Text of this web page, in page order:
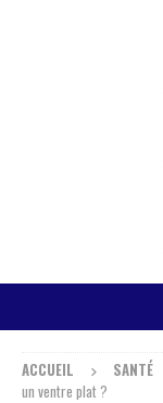
ACCUEIL SANTÉ
un ventre plat ?